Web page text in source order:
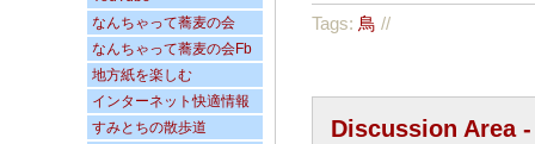
なんちゃって蕎麦の会
なんちゃって蕎麦の会Fb
地方紙を楽しむ
インターネット快適情報
すみとちの散歩道
Tags: 鳥 //
Discussion Area